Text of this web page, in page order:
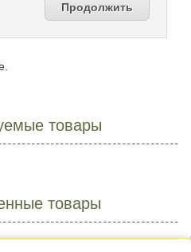
Продолжить
товары
товары